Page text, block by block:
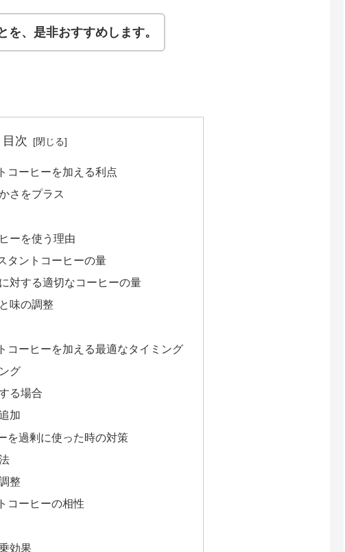
を、是非おすすめします。
目次
コーヒーを加える利点
さをプラス
ーを使う理由
タントコーヒーの量
対する適切なコーヒーの量
味の調整
コーヒーを加える最適なタイミング
グ
る場合
加
を過剰に使った時の対策
整
コーヒーの相性
効果